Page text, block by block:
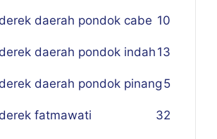
daerah pondok cabe 10
daerah pondok indah 13
daerah pondok pinang 5
fatmawati 32